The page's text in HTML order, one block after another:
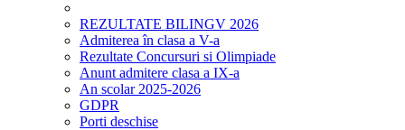
REZULTATE BILINGV 2026
Admiterea în clasa a V-a
Rezultate Concursuri si Olimpiade
Anunt admitere clasa a IX-a
An scolar 2025-2026
GDPR
Porti deschise